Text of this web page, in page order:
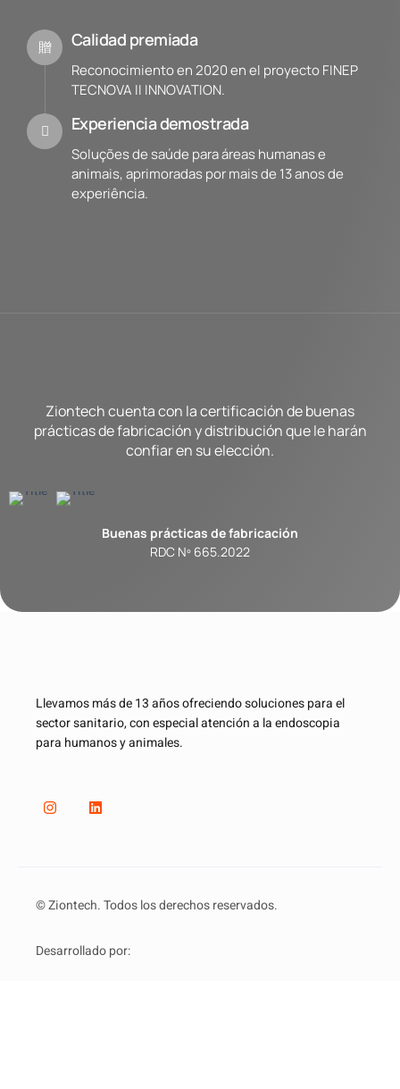
Calidad premiada
Reconocimiento en 2020 en el proyecto FINEP
TECNOVA II INNOVATION.
Experiencia demostrada
Soluções de saúde para áreas humanas e
animais, aprimoradas por mais de 13 anos de
experiência.
Ziontech cuenta con la certificación de buenas
prácticas de fabricación y distribución que le harán
confiar en su elección.
Buenas prácticas de fabricación
RDC Nº 665.2022
Llevamos más de 13 años ofreciendo soluciones para el
sector sanitario, con especial atención a la endoscopia
para humanos y animales.
© Ziontech. Todos los derechos reservados.
Desarrollado por: